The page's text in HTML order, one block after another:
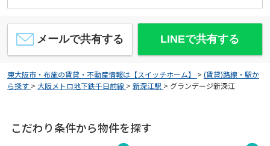
メールで共有する LINEで共有する
東大阪市・布施の賃貸・不動産情報は【スイッチホーム】 > (賃貸)路線・駅か
ら探す > 大阪メトロ地下鉄千日前線 > 新深江駅 > グランデージ新深江
こだわり条件から物件を探す